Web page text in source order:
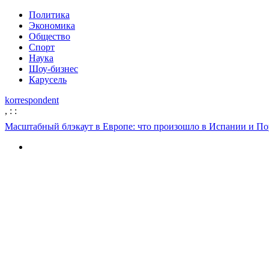
Политика
Экономика
Общество
Спорт
Наука
Шоу-бизнес
Карусель
korrespondent
, : :
Масштабный блэкаут в Европе: что произошло в Испании и